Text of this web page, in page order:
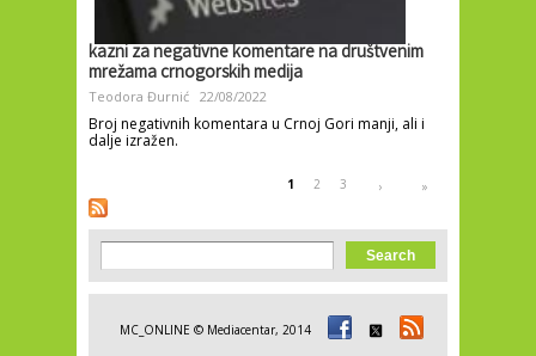
kazni za negativne komentare na društvenim
mrežama crnogorskih medija
Teodora Đurnić 22/08/2022
Broj negativnih komentara u Crnoj Gori manji, ali i
dalje izražen.
Pages 1 2 3 › »
Search form
Search
MC_ONLINE © Mediacentar, 2014